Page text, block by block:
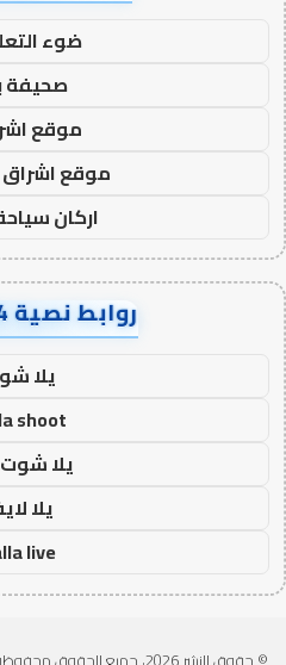
ضوء
صحيفة
موقع
موقع اشراق
اركان
روابط نصية FD781964
يلا
shoot
يلا
يلا
live